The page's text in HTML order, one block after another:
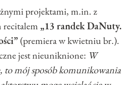
projektami, m.in. z
recitalem „13 randek DaNuty.
(premiera w kwietniu br.).
jest nieuniknione: W
to mój sposób komunikowania